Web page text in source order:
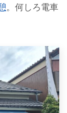
。何しろ電車